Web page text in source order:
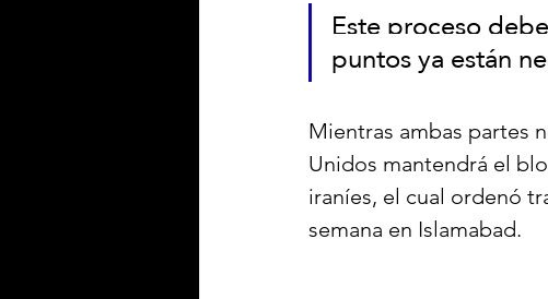
Este proceso
puntos ya están
Mientras ambas partes
Unidos mantendrá el
iraníes, el cual ordenó
semana en Islamabad.